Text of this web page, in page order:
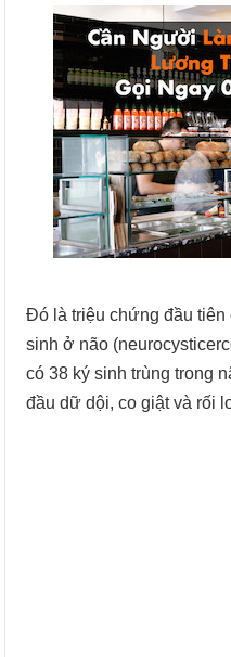
Đó là triệu chứng đầu tiên
sinh ở não
có 38 ký sinh trùng trong
đầu dữ dội, co giật và rối